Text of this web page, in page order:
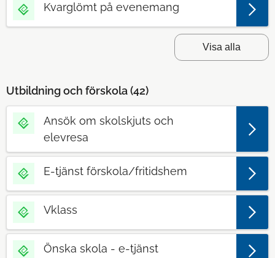
Kvarglömt på evenemang
Visa alla
Utbildning och förskola (42)
Ansök om skolskjuts och
elevresa
E-tjänst förskola/fritidshem
Vklass
Önska skola - e-tjänst